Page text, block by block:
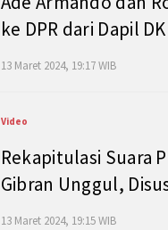
ke DPR dari Dapil
13 Maret 2024, 19:17 WIB
Video
Rekapitulasi Suara
Gibran Unggul,
13 Maret 2024, 19:15 WIB